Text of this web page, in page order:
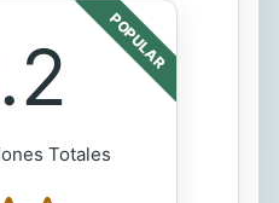
POPULAR
Totales